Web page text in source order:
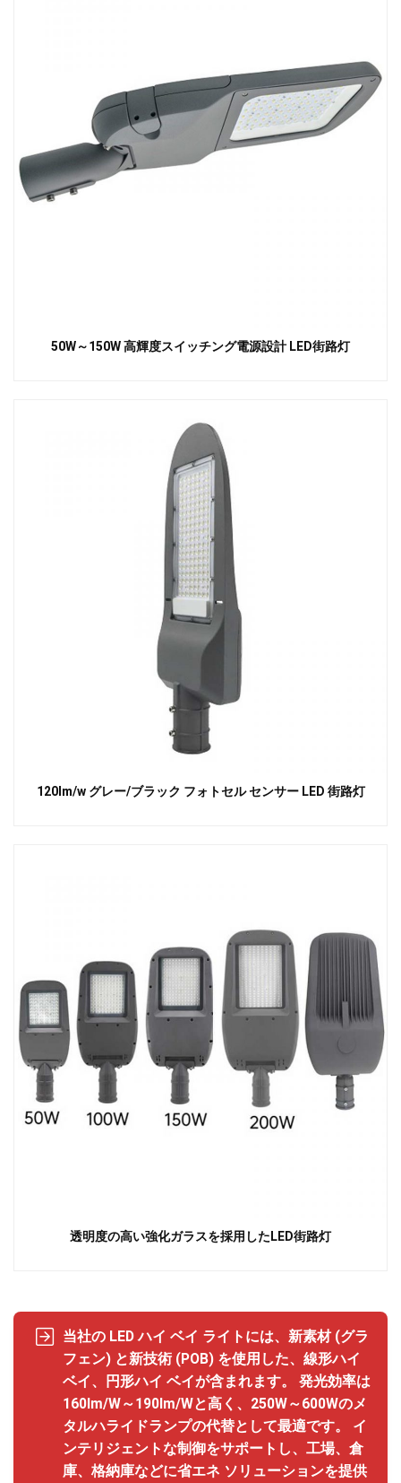
50W～150W 高輝度スイッチング電源設計 LED街路灯
120lm/w グレー/ブラック フォトセル センサー LED 街路灯
透明度の高い強化ガラスを採用したLED街路灯
当社の LED ハイ ベイ ライトには、新素材 (グラ
フェン) と新技術 (POB) を使用した、線形ハイ
ベイ、円形ハイ ベイが含まれます。 発光効率は
160lm/W～190lm/Wと高く、250W～600Wのメ
タルハライドランプの代替として最適です。 イ
ンテリジェントな制御をサポートし、工場、倉
庫、格納庫などに省エネ ソリューションを提供